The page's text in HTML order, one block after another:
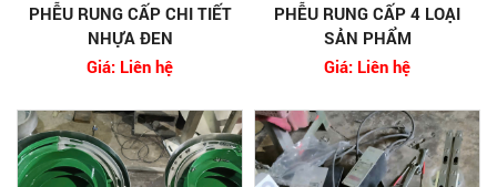
PHỄU RUNG CẤP CHI TIẾT
NHỰA ĐEN
Giá: Liên hệ
PHỄU RUNG CẤP 4 LOẠI
SẢN PHẨM
Giá: Liên hệ